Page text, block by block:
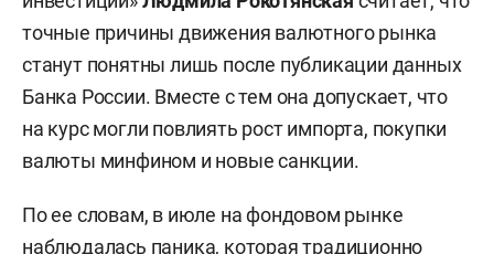
точные причины движения валютного рынка
станут понятны лишь после публикации данных
Банка России. Вместе с тем она допускает, что
на курс могли повлиять рост импорта, покупки
валюты минфином и новые санкции.
По ее словам, в июле на фондовом рынке
наблюдалась паника, которая традиционно